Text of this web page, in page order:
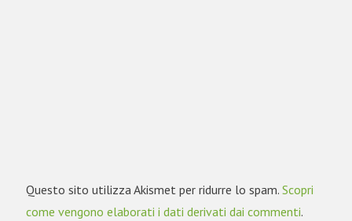
Questo sito utilizza Akismet per ridurre lo spam. Scopri
come vengono elaborati i dati derivati dai commenti.